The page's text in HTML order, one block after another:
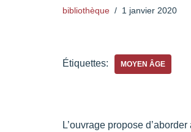
bibliothèque 1 janvier 2020
Étiquettes: MOYEN ÂGE
L’ouvrage propose